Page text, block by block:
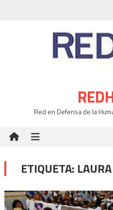
Red en Defensa de la
ETIQUETA: LAURA